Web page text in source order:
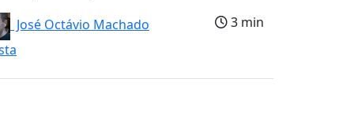
José Octávio Machado
3 min